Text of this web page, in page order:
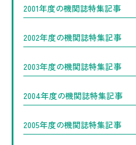
2001年度の機関誌特集記事
2002年度の機関誌特集記事
2003年度の機関誌特集記事
2004年度の機関誌特集記事
2005年度の機関誌特集記事